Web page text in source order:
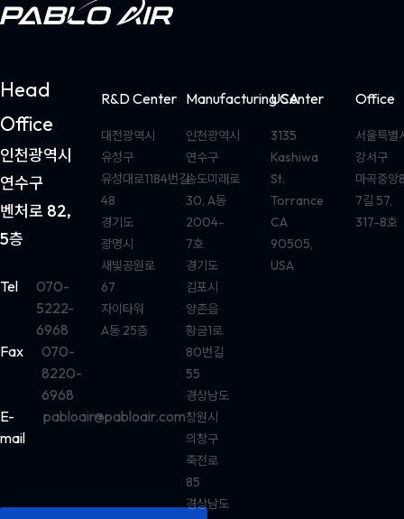
Head
Office
인천광역시
연수구
벤처로 82,
5층
Tel
070-
5222-
6968
Fax
070-
8220-
6968
E-
mail
pabloair@pabloair.com
R&D Center
대전광역시
유성구
유성대로1184번길
48
경기도
광명시
새빛공원로
67
자이타워
A동 25층
Manufacturing Center
인천광역시
연수구
송도미래로
30, A동
2004-
7호
경기도
김포시
양촌읍
황금1로
80번길
55
경상남도
창원시
의창구
죽전로
85
경상남도
USA
3135
Kashiwa
St.
Torrance
CA
90505,
USA
Office
서울특별
강서구
마곡중앙
7길 57,
317-8호